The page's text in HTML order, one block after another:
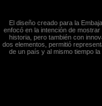
El diseño creado para la
enfocó en la intención de
historia, pero también con
dos elementos, permitió
de un país y al mismo tiempo